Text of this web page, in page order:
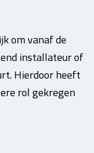
om vanaf de
installateur of
Hierdoor heeft
rol gekregen